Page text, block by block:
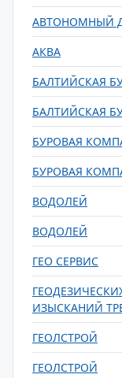
АВТОНОМНЫЙ
АКВА
БАЛТИЙСКАЯ
БАЛТИЙСКАЯ
БУРОВАЯ
БУРОВАЯ
ВОДОЛЕЙ
ВОДОЛЕЙ
ГЕО СЕРВИС
ИЗЫСКАНИЙ
ГЕОЛСТРОЙ
ГЕОЛСТРОЙ